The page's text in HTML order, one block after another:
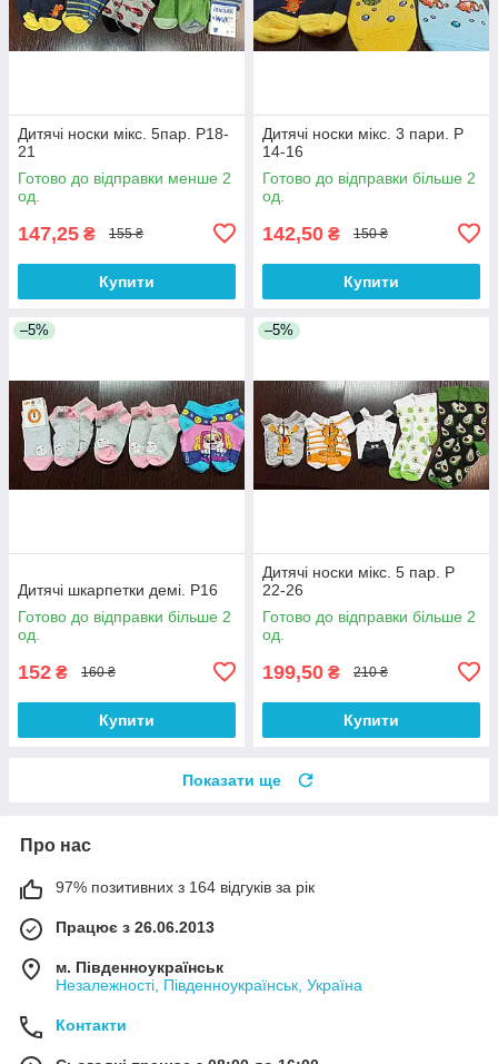
Дитячі носки мікс. 5пар. Р18-
21
Готово до відправки менше 2
од.
147,25 ₴ 155 ₴
Купити
Дитячі носки мікс. 3 пари. Р
14-16
Готово до відправки більше 2
од.
142,50 ₴ 150 ₴
Купити
–5%
Дитячі шкарпетки демі. Р16
Готово до відправки більше 2
од.
152 ₴ 160 ₴
Купити
–5%
Дитячі носки мікс. 5 пар. Р
22-26
Готово до відправки більше 2
од.
199,50 ₴ 210 ₴
Купити
Показати ще
Про нас
97% позитивних з 164 відгуків за рік
Працює з 26.06.2013
м. Південноукраїнськ
Незалежності, Південноукраїнськ, Україна
Контакти